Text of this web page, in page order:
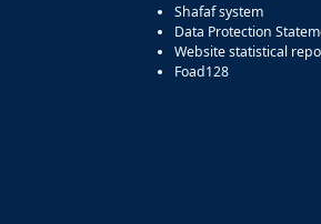
Shafaf system
Data Protection
Website statistical
Foad128